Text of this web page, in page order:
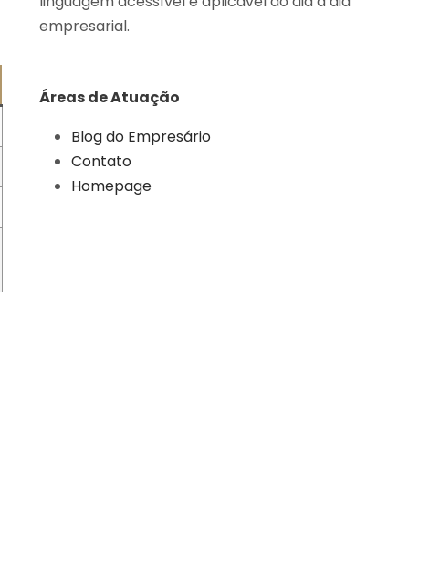
empresarial.
Áreas de Atuação
Blog do Empresário
Contato
Homepage